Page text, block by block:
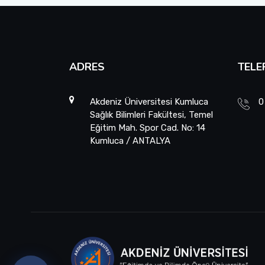
ADRES
Akdeniz Üniversitesi Kumluca
Sağlık Bilimleri Fakültesi, Temel
Eğitim Mah. Spor Cad. No: 14
Kumluca / ANTALYA